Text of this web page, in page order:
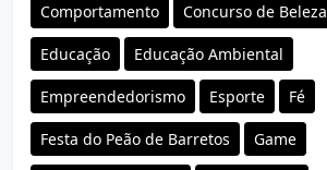
Comportamento Concurso de Beleza
Educação Educação Ambiental
Empreendedorismo Esporte Fé
Festa do Peão de Barretos Game